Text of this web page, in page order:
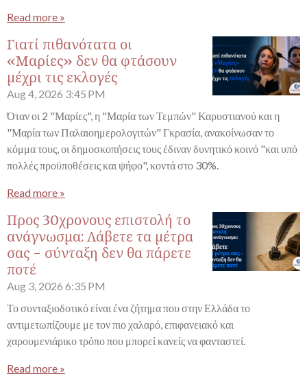
Read more »
Γιατί πιθανότατα οι
«Μαρίες» δεν θα φτάσουν
μέχρι τις εκλογές
Aug 4, 2026 3:45 PM
Όταν οι 2 "Μαρίες", η "Μαρία των Τεμπών" Καρυστιανού και η
"Μαρία των Παλαιοημερολογιτών" Γκρασία, ανακοίνωσαν το
κόμμα τους, οι δημοσκοπήσεις τους έδιναν δυνητικό κοινό "και υπό
πολλές προϋποθέσεις και ψήφο", κοντά στο 30%.
Read more »
Προς 30χρονους επιστολή το
ανάγνωσμα: Λάβετε τα μέτρα
σας - σύνταξη δεν θα πάρετε
ποτέ
Aug 3, 2026 6:35 PM
Το συνταξιοδοτικό είναι ένα ζήτημα που στην Ελλάδα το
αντιμετωπίζουμε με τον πιο χαλαρό, επιφανειακό και
χαρουμενιάρικο τρόπο που μπορεί κανείς να φανταστεί.
Read more »